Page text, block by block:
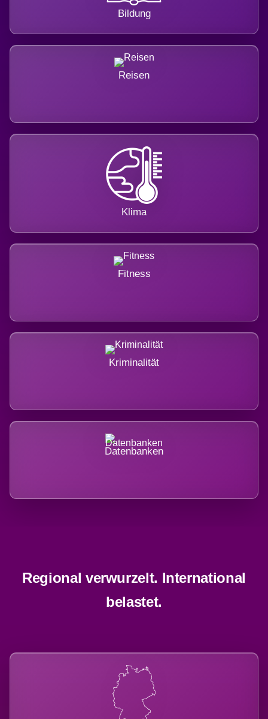
Bildung
Reisen
Klima
Fitness
Kriminalität
Datenbanken
Regional verwurzelt. International
belastet.